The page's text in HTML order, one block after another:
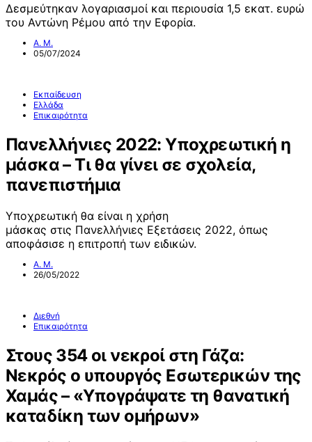
Δεσμεύτηκαν λογαριασμοί και περιουσία 1,5 εκατ. ευρώ
του Αντώνη Ρέμου από την Εφορία.
Α. Μ.
05/07/2024
Εκπαίδευση
Ελλάδα
Επικαιρότητα
Πανελλήνιες 2022: Υποχρεωτική η
μάσκα – Τι θα γίνει σε σχολεία,
πανεπιστήμια
Υποχρεωτική θα είναι η χρήση
μάσκας στις Πανελλήνιες Εξετάσεις 2022, όπως
αποφάσισε η επιτροπή των ειδικών.
Α. Μ.
26/05/2022
Διεθνή
Επικαιρότητα
Στους 354 οι νεκροί στη Γάζα:
Νεκρός ο υπουργός Εσωτερικών της
Χαμάς – «Υπογράψατε τη θανατική
καταδίκη των ομήρων»